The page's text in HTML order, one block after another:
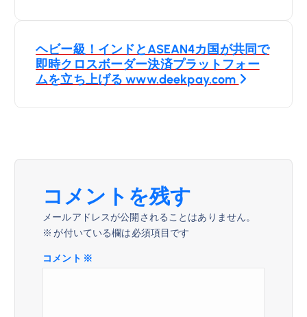
ビ
ゲ
シ
ヘビー級！インドとASEAN4カ国が共同で
即時クロスボーダー決済プラットフォー
ムを立ち上げる www.deekpay.com
コメントを残す
メールアドレスが公開されることはありません。
※ が付いている欄は必須項目です
コメント ※